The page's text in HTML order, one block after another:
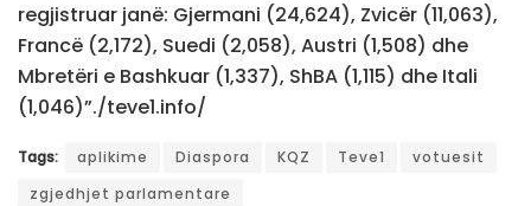
regjistruar janë: Gjermani (24,624), Zvicër (11,063),
Francë (2,172), Suedi (2,058), Austri (1,508) dhe
Mbretëri e Bashkuar (1,337), ShBA (1,115) dhe Itali
(1,046)”./teve1.info/
Tags: aplikime Diaspora KQZ Teve1
votuesit
zgjedhjet parlamentare